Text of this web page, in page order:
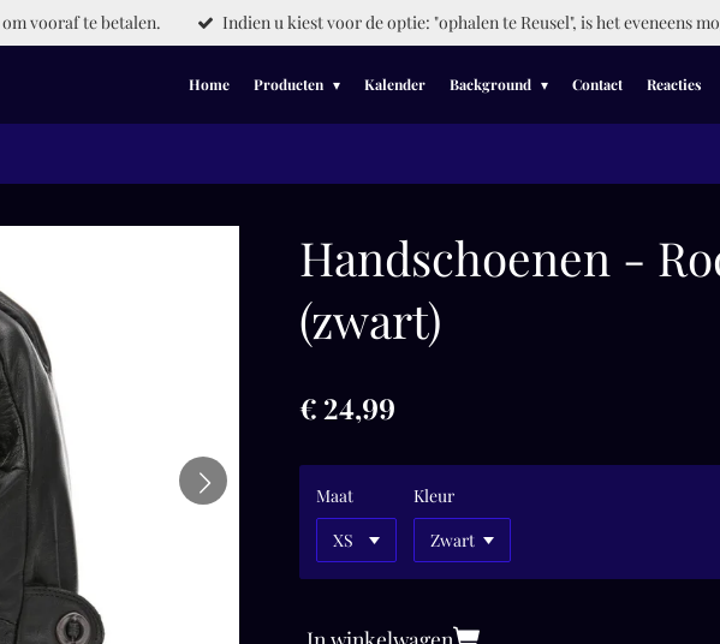
vooraf te betalen. Indien u kiest voor de optie: "ophalen te Reusel", is het eveneens
Home Producten Kalender Background Contact Reacties
Handschoenen -
(zwart)
€ 24,99
Maat Kleur